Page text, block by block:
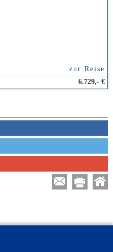
6.729,- €
zur Reise